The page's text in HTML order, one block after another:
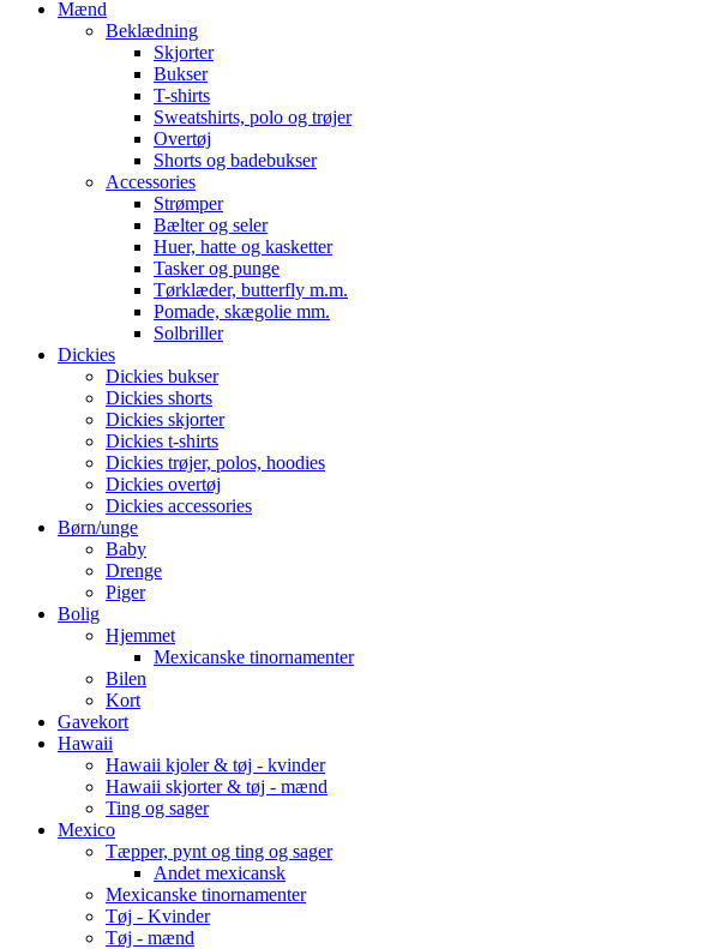
Mænd
Beklædning
Skjorter
Bukser
T-shirts
Sweatshirts, polo og trøjer
Overtøj
Shorts og badebukser
Accessories
Strømper
Bælter og seler
Huer, hatte og kasketter
Tasker og punge
Tørklæder, butterfly m.m.
Pomade, skægolie mm.
Solbriller
Dickies
Dickies bukser
Dickies shorts
Dickies skjorter
Dickies t-shirts
Dickies trøjer, polos, hoodies
Dickies overtøj
Dickies accessories
Børn/unge
Baby
Drenge
Piger
Bolig
Hjemmet
Mexicanske tinornamenter
Bilen
Kort
Gavekort
Hawaii
Hawaii kjoler & tøj - kvinder
Hawaii skjorter & tøj - mænd
Ting og sager
Mexico
Tæpper, pynt og ting og sager
Andet mexicansk
Mexicanske tinornamenter
Tøj - Kvinder
Tøj - mænd